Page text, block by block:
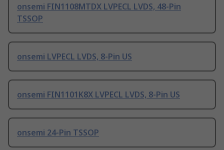
onsemi FIN1108MTDX LVPECL LVDS, 48-Pin
TSSOP
onsemi LVPECL LVDS, 8-Pin US
onsemi FIN1101K8X LVPECL LVDS, 8-Pin US
onsemi 24-Pin TSSOP